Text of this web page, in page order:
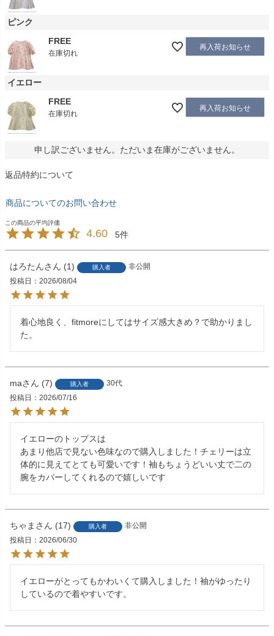
ピンク
FREE
在庫切れ
再入荷お知らせ
イエロー
FREE
在庫切れ
再入荷お知らせ
申し訳ございません。ただいま在庫がございません。
返品特約について
商品についてのお問い合わせ
4.60 5
はろたん 1 購入者
非公開
投稿日
2026/08/04
着心地良く、fitmoreにしてはサイズ感大きめ？で助かりまし
た。
ma 7 購入者
30代
投稿日
2026/07/16
イエローのトップスは
あまり他店で見ない色味なので購入しました！チェリーは立
体的に見えてとても可愛いです！袖もちょうどいい丈で二の
腕をカバーしてくれるので嬉しいです
ちゃま 17 購入者
非公開
投稿日
2026/06/30
イエローがとってもかわいくて購入しました！袖がゆったり
しているので着やすいです。